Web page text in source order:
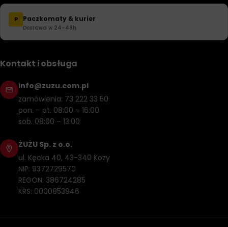
P Paczkomaty & kurier
Dostawa w 24–48h
Kontakt i obsługa
info@zuzu.com.pl
zamówienia: 73 222 33 50
pon. – pt. 08:00 – 16:00
sob. 08:00 – 13:00
ŻUŻU Sp. z o.o.
ul. Kęcka 40, 43-340 Kozy
NIP: 9372729570
REGON: 386724285
KRS: 0000853946